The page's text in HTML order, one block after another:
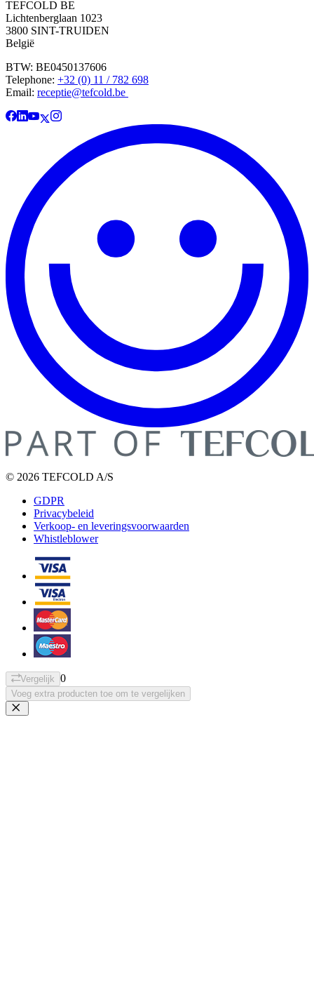
TEFCOLD BE
Lichtenberglaan 1023
3800 SINT-TRUIDEN
België
BTW: BE0450137606
Telephone: +32 (0) 11 / 782 698
Email: receptie@tefcold.be
© 2026 TEFCOLD A/S
GDPR
Privacybeleid
Verkoop- en leveringsvoorwaarden
Whistleblower
Vergelijk 0
Voeg extra producten toe om te vergelijken